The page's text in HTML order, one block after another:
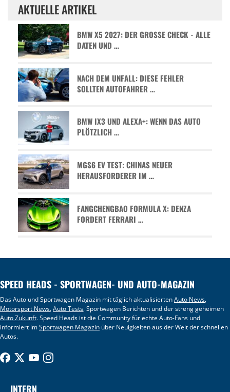
AKTUELLE ARTIKEL
BMW X5 2027: DER GROSSE CHECK - ALLE D
ATEN UND …
NACH DEM UNFALL: DIESE FEHLER
SOLLTEN AUTOFAHRER …
BMW IX3 UND ALEXA+: WENN DAS AUTO
PLÖTZLICH …
MGS6 EV TEST: CHINAS NEUER
HERAUSFORDERER IM …
FANGCHENGBAO FORMULA X: DENZA
FORDERT FERRARI …
SPEED HEADS - SPORTWAGEN- UND AUTO-MAGAZIN
Das Auto und Sportwagen Magazin mit täglich aktualisiertenAuto News,
Motorsport News,Auto Tests, Sportwagen Berichten und der streng geheimen
Auto Zukunft. Speed Heads ist die Community für echte Auto-Fans und
informiert imSportwagen Magazin über Neuigkeiten aus der Welt der schnellen
Autos.
INTERN